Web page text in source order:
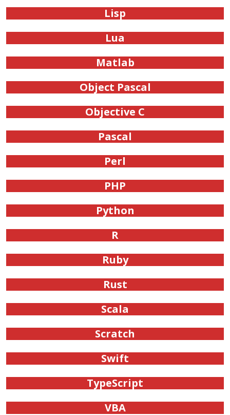
Lisp
Lua
Matlab
Object Pascal
Objective C
Pascal
Perl
PHP
Python
R
Ruby
Rust
Scala
Scratch
Swift
TypeScript
VBA